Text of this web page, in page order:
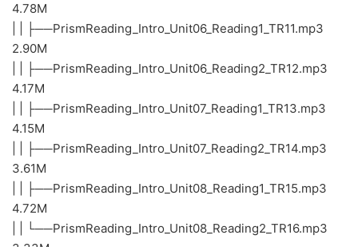
4.78M
| | ├──PrismReading_Intro_Unit06_Reading1_TR11.mp3
2.90M
| | ├──PrismReading_Intro_Unit06_Reading2_TR12.mp3
4.17M
| | ├──PrismReading_Intro_Unit07_Reading1_TR13.mp3
4.15M
| | ├──PrismReading_Intro_Unit07_Reading2_TR14.mp3
3.61M
| | ├──PrismReading_Intro_Unit08_Reading1_TR15.mp3
4.72M
| | └──PrismReading_Intro_Unit08_Reading2_TR16.mp3